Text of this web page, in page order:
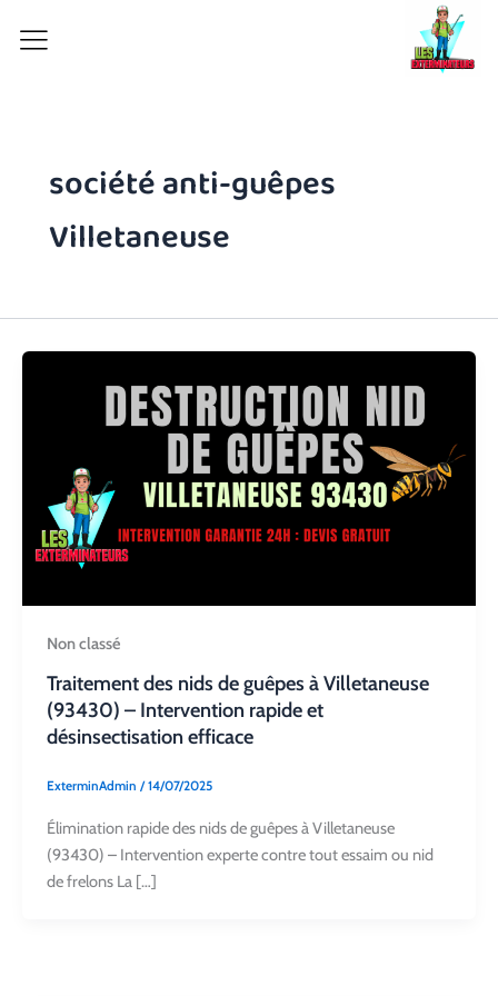
société anti-guêpes
Villetaneuse
Non classé
Traitement des nids de guêpes à Villetaneuse
(93430) – Intervention rapide et
désinsectisation efficace
ExterminAdmin /14/07/2025
Élimination rapide des nids de guêpes à Villetaneuse
(93430) – Intervention experte contre tout essaim ou nid
de frelons La […]